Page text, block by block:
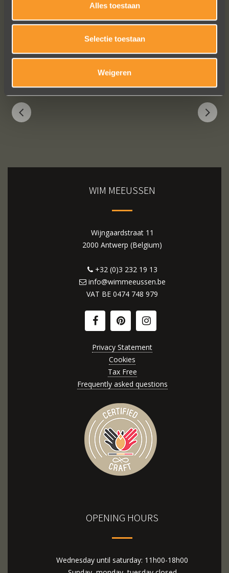
Alles toestaan
Selectie toestaan
Weigeren
Bekijk al onze reviews
WIM MEEUSSEN
Wijngaardstraat 11
2000 Antwerp (Belgium)
+32 (0)3 232 19 13
info@wimmeeussen.be
VAT BE 0474 748 979
Privacy Statement
Cookies
Tax Free
Frequently asked questions
OPENING HOURS
Wednesday until saturday: 11h00-18h00